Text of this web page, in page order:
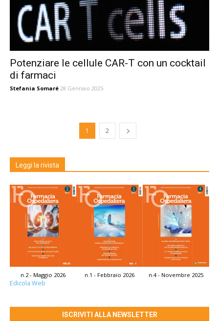
Potenziare le cellule CAR-T con un cocktail
di farmaci
Stefania Somaré 28 Gennaio 2025
1 2
Leggi la rivista
n.2 - Maggio 2026 n.1 - Febbraio 2026 n.4 - Novembre 2025
Edicola Web
ISCRIVITI ALLA NEWSLETTER